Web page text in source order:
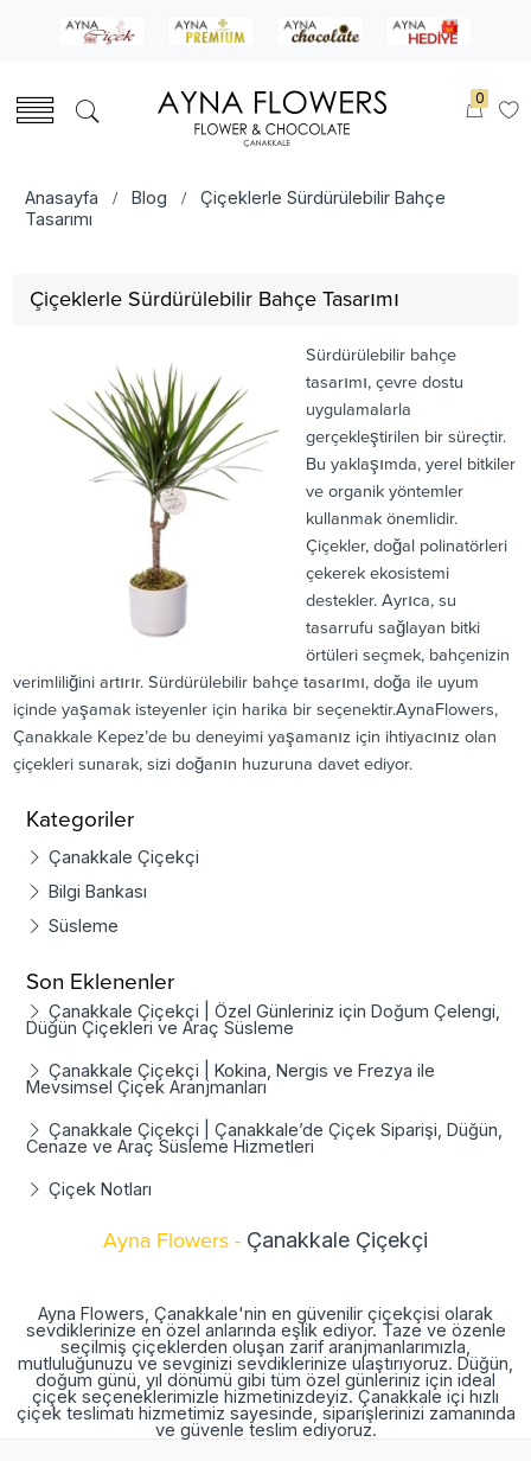
0
Anasayfa / Blog / Çiçeklerle Sürdürülebilir Bahçe
Tasarımı
Çiçeklerle Sürdürülebilir Bahçe Tasarımı
Sürdürülebilir bahçe
tasarımı, çevre dostu
uygulamalarla
gerçekleştirilen bir süreçtir.
Bu yaklaşımda, yerel bitkiler
ve organik yöntemler
kullanmak önemlidir.
Çiçekler, doğal polinatörleri
çekerek ekosistemi
destekler. Ayrıca, su
tasarrufu sağlayan bitki
örtüleri seçmek, bahçenizin
verimliliğini artırır. Sürdürülebilir bahçe tasarımı, doğa ile uyum
içinde yaşamak isteyenler için harika bir seçenektir.AynaFlowers,
Çanakkale Kepez’de bu deneyimi yaşamanız için ihtiyacınız olan
çiçekleri sunarak, sizi doğanın huzuruna davet ediyor.
Kategoriler
Çanakkale Çiçekçi
Bilgi Bankası
Süsleme
Son Eklenenler
Çanakkale Çiçekçi | Özel Günleriniz için Doğum Çelengi,
Düğün Çiçekleri ve Araç Süsleme
Çanakkale Çiçekçi | Kokina, Nergis ve Frezya ile
Mevsimsel Çiçek Aranjmanları
Çanakkale Çiçekçi | Çanakkale’de Çiçek Siparişi, Düğün,
Cenaze ve Araç Süsleme Hizmetleri
Çiçek Notları
Ayna Flowers - Çanakkale Çiçekçi
Ayna Flowers, Çanakkale'nin en güvenilir çiçekçisi olarak
sevdiklerinize en özel anlarında eşlik ediyor. Taze ve özenle
seçilmiş çiçeklerden oluşan zarif aranjmanlarımızla,
mutluluğunuzu ve sevginizi sevdiklerinize ulaştırıyoruz. Düğün,
doğum günü, yıl dönümü gibi tüm özel günleriniz için ideal
çiçek seçeneklerimizle hizmetinizdeyiz. Çanakkale içi hızlı
çiçek teslimatı hizmetimiz sayesinde, siparişlerinizi zamanında
ve güvenle teslim ediyoruz.